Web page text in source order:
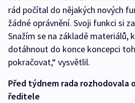
rád počítal do nějakých nových
žádné oprávnění. Svoji funkci si
Snažím se na základě materiálů,
dotáhnout do konce koncepci
pokračovat,“ vysvětlil.
Před týdnem rada rozhodovala
ředitele